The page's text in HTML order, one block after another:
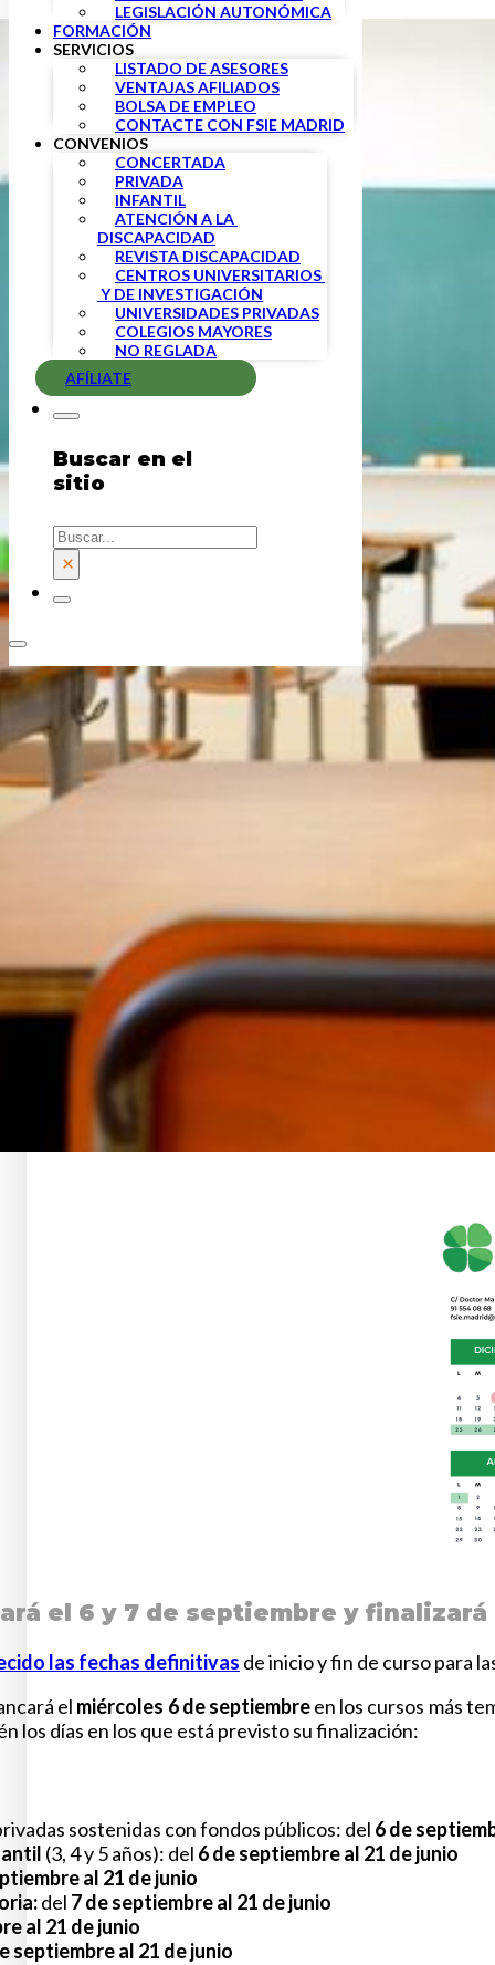
LEGISLACIÓN AUTONÓMICA
FORMACIÓN
SERVICIOS
LISTADO DE ASESORES
VENTAJAS AFILIADOS
BOLSA DE EMPLEO
CONTACTE CON FSIE MADRID
CONVENIOS
CONCERTADA
PRIVADA
INFANTIL
ATENCIÓN A LA
DISCAPACIDAD
REVISTA DISCAPACIDAD
CENTROS UNIVERSITARIOS
Y DE INVESTIGACIÓN
UNIVERSIDADES PRIVADAS
COLEGIOS MAYORES
NO REGLADA
AFÍLIATE
Buscar en el
sitio
Buscar
×
el 6 y 7 de septiembre y finalizará
las fechas definitivas de inicio y fin de curso para
el miércoles 6 de septiembreen los cursos más
los días en los que está previsto su finalización:
sostenidas con fondos públicos: del 6 de
(3, 4 y 5 años): del 6 de septiembre al 21 de junio
al 21 de junio
del 7 de septiembre al 21 de junio
al 21 de junio
septiembre al 21 de junio